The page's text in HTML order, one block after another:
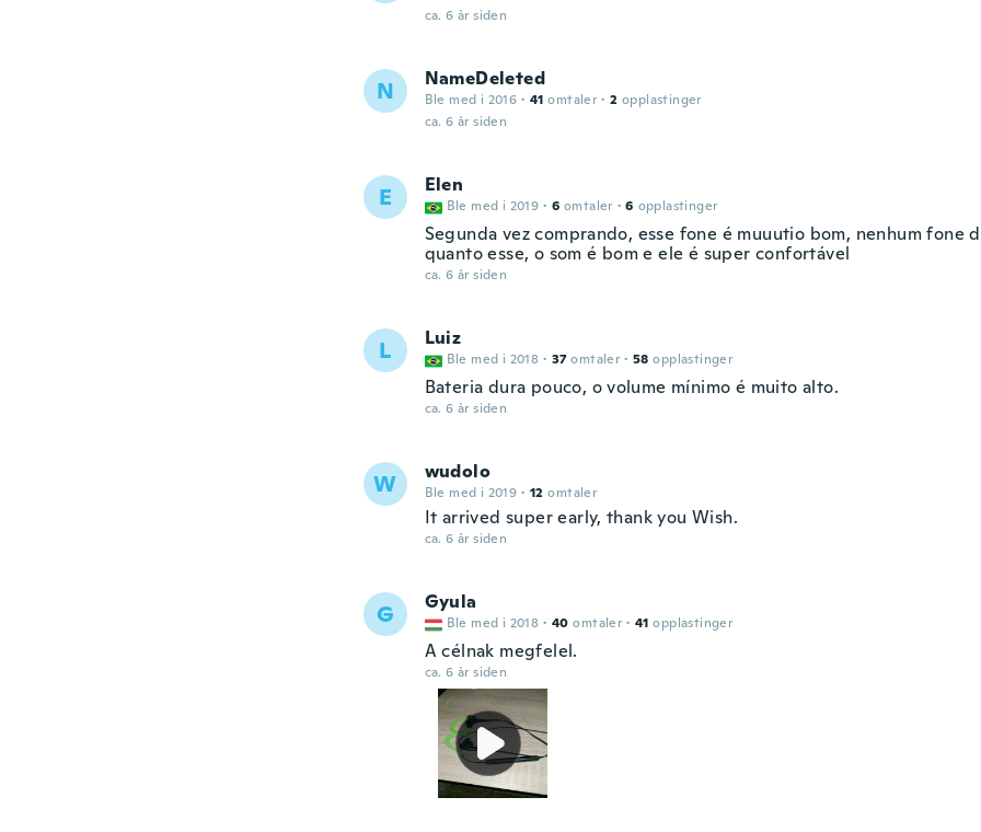
ca. 6 år siden
N NameDeleted
Ble med i 2016 · 41 omtaler · 2 opplastinger
ca. 6 år siden
E Elen
Ble med i 2019 · 6 omtaler · 6 opplastinger
Segunda vez comprando, esse fone é muuutio bom, nenhum fone
quanto esse, o som é bom e ele é super confortável
ca. 6 år siden
L Luiz
Ble med i 2018 · 37 omtaler · 58 opplastinger
Bateria dura pouco, o volume mínimo é muito alto.
ca. 6 år siden
W wudolo
Ble med i 2019 · 12 omtaler
It arrived super early, thank you Wish.
ca. 6 år siden
G Gyula
Ble med i 2018 · 40 omtaler · 41 opplastinger
A célnak megfelel.
ca. 6 år siden